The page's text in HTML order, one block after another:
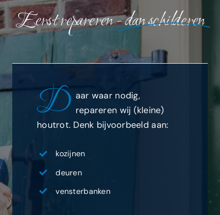
Eerst repareren -dan schilderen
D aar waar nodig,
repareren wij (kleine)
houtrot. Denk bijvoorbeeld aan:
kozijnen
deuren
vensterbanken